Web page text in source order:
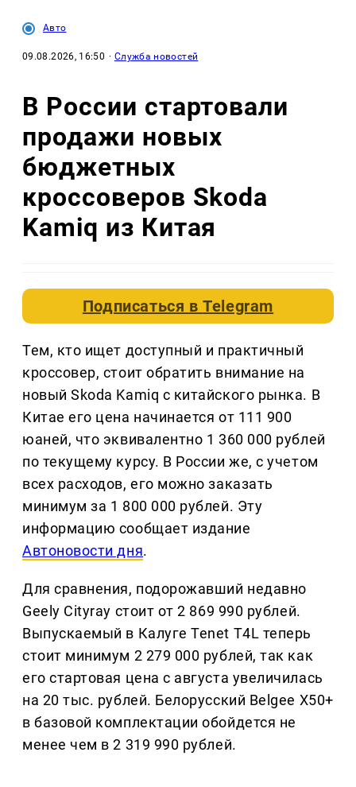
Авто
09.08.2026, 16:50 · Служба новостей
В России стартовали
продажи новых
бюджетных
кроссоверов Skoda
Kamiq из Китая
Подписаться вTelegram
Тем, кто ищет доступный и практичный
кроссовер, стоит обратить внимание на
новый Skoda Kamiq с китайского рынка. В
Китае его цена начинается от 111 900
юаней, что эквивалентно 1 360 000 рублей
по текущему курсу. В России же, с учетом
всех расходов, его можно заказать
минимум за 1 800 000 рублей. Эту
информацию сообщает издание
Автоновости дня.
Для сравнения, подорожавший недавно
Geely Cityray стоит от 2 869 990 рублей.
Выпускаемый в Калуге Tenet T4L теперь
стоит минимум 2 279 000 рублей, так как
его стартовая цена с августа увеличилась
на 20 тыс. рублей. Белорусский Belgee X50+
в базовой комплектации обойдется не
менее чем в 2 319 990 рублей.